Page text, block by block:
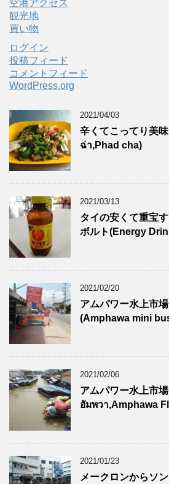
空港アクセス
観光地
買い物
ログイン
投稿フィード
コメントフィード
WordPress.org
2021/04/03
辛くてこってり美
ฉ่า,Phad cha)
2021/03/13
タイの安くて重宝
ボルト(Energy
2021/02/20
アムパワー水上市
(Amphawa mini
2021/02/06
アムパワー水上市
อัมพวา,Amphawa
2021/01/23
メークロンからソ